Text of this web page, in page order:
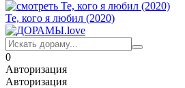
Те, кого я любил (2020)
0
Авторизация
Авторизация